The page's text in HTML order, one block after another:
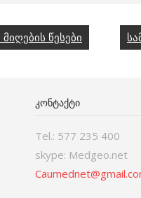
წესები
ᲙᲝᲜᲢᲐᲥᲢᲘ
Tel.: 577 235 400
skype: Medgeo.net